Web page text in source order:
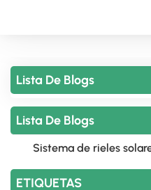
Lista De Blogs
Lista De Blogs
ETIQUETAS